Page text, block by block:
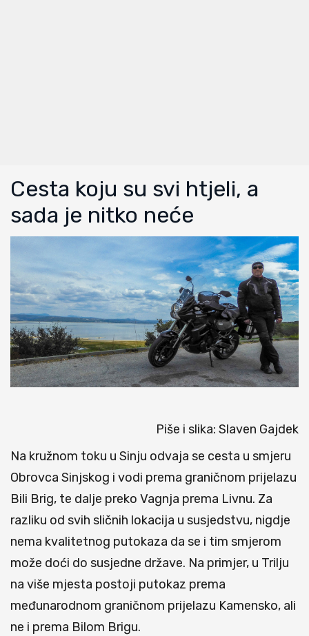
Cesta koju su svi htjeli, a
sada je nitko neće
Piše i slika: Slaven Gajdek
Na kružnom toku u Sinju odvaja se cesta u smjeru
Obrovca Sinjskog i vodi prema graničnom prijelazu
Bili Brig, te dalje preko Vagnja prema Livnu. Za
razliku od svih sličnih lokacija u susjedstvu, nigdje
nema kvalitetnog putokaza da se i tim smjerom
može doći do susjedne države. Na primjer, u Trilju
na više mjesta postoji putokaz prema
međunarodnom graničnom prijelazu Kamensko, ali
ne i prema Bilom Brigu.